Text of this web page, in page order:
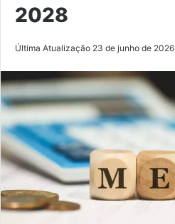
2028
Última Atualização 23 de junho de 2026